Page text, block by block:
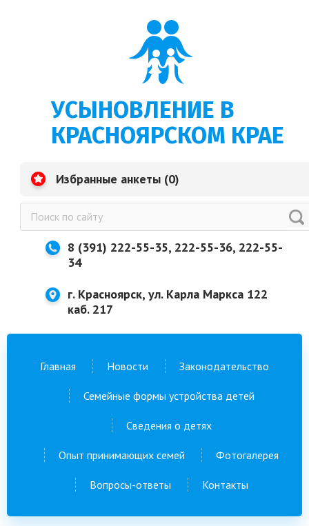
УСЫНОВЛЕНИЕ В
КРАСНОЯРСКОМ КРАЕ
Избранные анкеты (0)
8 (391) 222-55-35, 222-55-36, 222-55-
34
г. Красноярск, ул. Карла Маркса 122
каб. 217
Главная Новости Законодательство
Семейные формы устройства детей
Сведения о детях
Опыт принимающих семей Фотогалерея
Вопросы-ответы Контакты